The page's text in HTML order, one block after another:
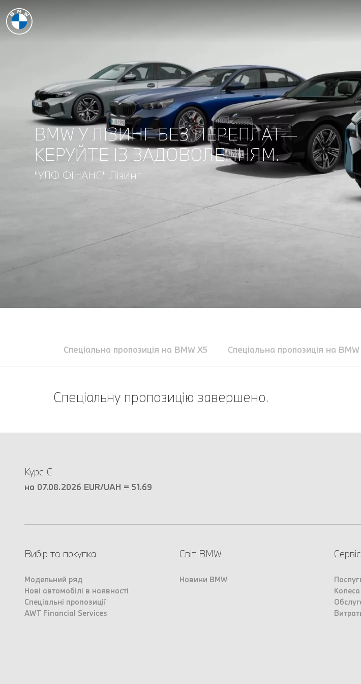
BMW У ЛІЗИНГ БЕЗ ПЕРЕПЛАТ—
КЕРУЙТЕ ІЗ ЗАДОВОЛЕННЯМ.
"УЛФ ФІНАНС" Лізинг.
Спеціальна пропозиція на BMW X5 Спеціальна пропозиція на BMW
Спеціальну пропозицію завершено.
Курс €
на 07.08.2026 EUR/UAH = 51.69
Вибір та покупка
Модельний ряд
Нові автомобілі в наявності
Спеціальні пропозиції
AWT Financial Services
Світ BMW
Новини BMW
Сервіс